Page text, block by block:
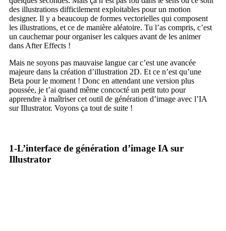
des illustrations difficilement exploitables pour un motion
designer. Il y a beaucoup de formes vectorielles qui composent
les illustrations, et ce de manière aléatoire. Tu l’as compris, c’est
un cauchemar pour organiser les calques avant de les animer
dans After Effects !
Mais ne soyons pas mauvaise langue car c’est une avancée
majeure dans la création d’illustration 2D. Et ce n’est qu’une
Beta pour le moment ! Donc en attendant une version plus
poussée, je t’ai quand même concocté un petit tuto pour
apprendre à maîtriser cet outil de génération d’image avec l’IA
sur Illustrator. Voyons ça tout de suite !
1-L’interface de génération d’image IA sur
Illustrator